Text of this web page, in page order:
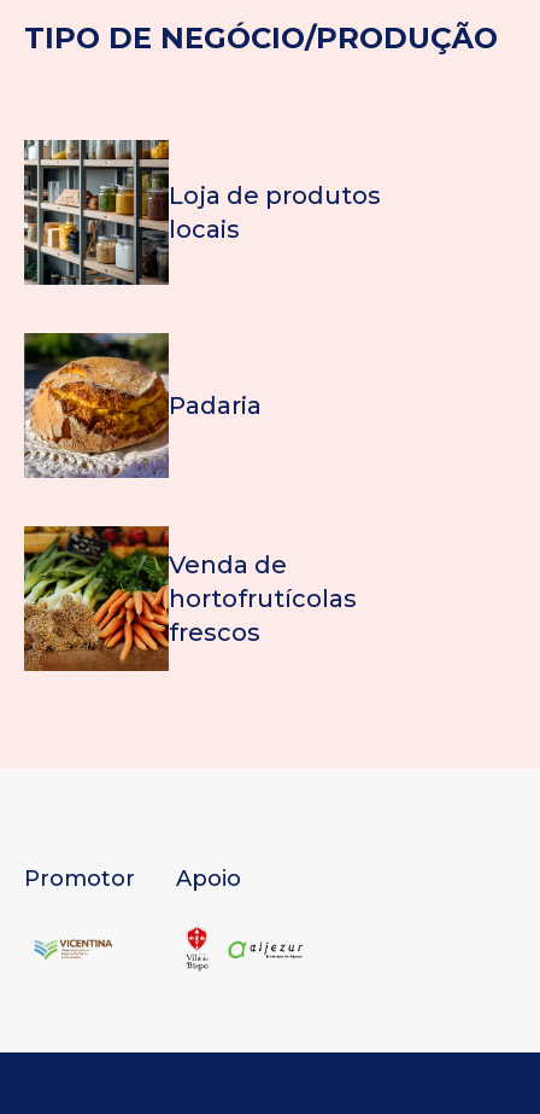
TIPO DE NEGÓCIO/PRODUÇÃO
Loja de produtos
locais
Padaria
Venda de
hortofrutícolas
frescos
Promotor Apoio